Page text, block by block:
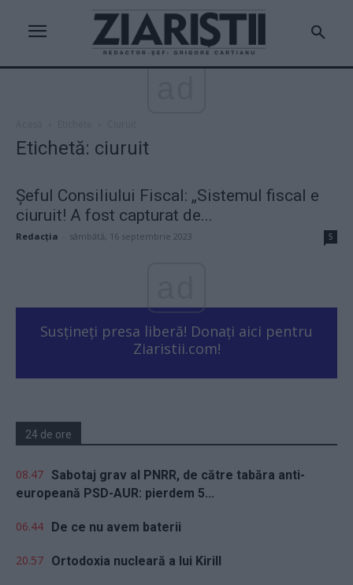
Etichetă: ciuruit
Șeful Consiliului Fiscal: „Sistemul fiscal e
ciuruit! A fost capturat de...
Redacţia sâmbătă, 16 septembrie 2023 5
Susțineți presa liberă! Donați aici pentru
Ziaristii.com!
24 de ore
08.47 Sabotaj grav al PNRR, de către tabăra anti-
europeană PSD-AUR: pierdem 5...
06.44 De ce nu avem baterii
20.57 Ortodoxia nucleară a lui Kirill